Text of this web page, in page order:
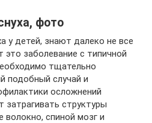
фото
у детей, знают далеко не все
заболевание с типичной
тщательно
подобный случай и
осложнений
затрагивать структуры
волокно, спиной мозг и